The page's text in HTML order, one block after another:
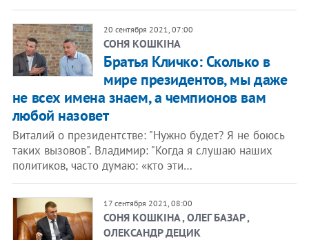
20 сентября 2021, 07:00
СОНЯ КОШКІНА
Братья Кличко: Сколько в
мире президентов, мы даже
не всех имена знаем, а чемпионов вам
любой назовет
Виталий о президентстве: "Нужно будет? Я не боюсь
таких вызовов". Владимир: "Когда я слушаю наших
политиков, часто думаю: «кто эти…
17 сентября 2021, 08:00
СОНЯ КОШКІНА , ОЛЕГ БАЗАР ,
ОЛЕКСАНДР ДЕЦИК